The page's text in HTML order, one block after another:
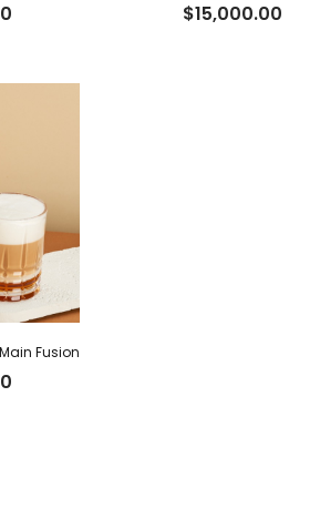
$15,000.00
Fusion